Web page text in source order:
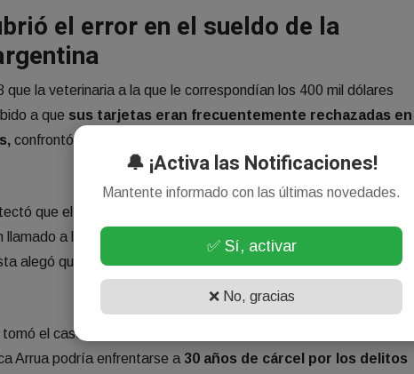
el error en el sueldo de la
que la veterinaria a la que le correspondían los 400 mil dólares
a que sus tarjetas eran frecuentemente rechazadas en
confrontó a Yessica y esta admitió la responsabilidad de
que el dinero había sido depositado en la cuenta de la
llamado a la policía,
quedó detenida el 27 de junio de 2025.
alegó que
creyó que el dinero extra se trataba de un
el caso y está próximo a emitir una sentencia. En caso de ser
Arrua podría enfrentarse a 30 años de cárcel por los delitos
🔔 ¡Activa las Notificaciones!
Mantente informado con las últimas novedades.
✅ Sí, activar
❌ No, gracias